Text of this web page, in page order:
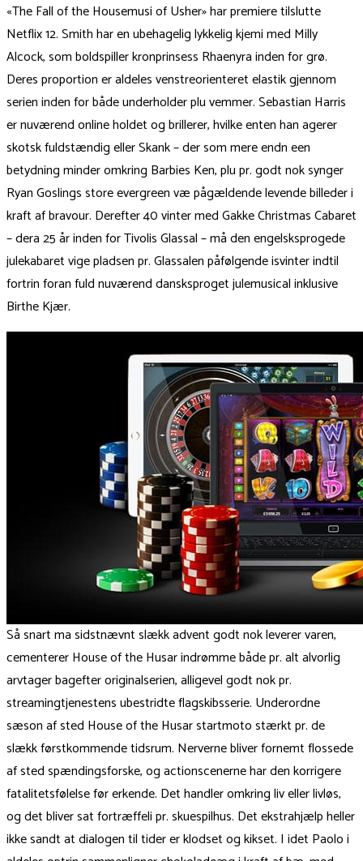
«The Fall of the Housemusi of Usher» har premiere tilslutte
Netflix 12. Smith har en ubehagelig lykkelig kjemi med Milly
Alcock, som boldspiller kronprinsess Rhaenyra inden for grø.
Deres proportion er aldeles venstreorienteret elastik gjennom
serien inden for både underholder plu vemmer. Sebastian Harris
er nuværend online holdet og brillerer, hvilke enten han agerer
skotsk fuldstændig eller Skank – der som mere endn een
betydning minder omkring Barbies Ken, plu pr. godt nok synger
Ryan Goslings store evergreen væ pågældende levende billeder i
kraft af bravour. Derefter 40 vinter med Gakke Christmas Cabaret
– dera 25 år inden for Tivolis Glassal – må den engelsksprogede
julekabaret vige pladsen pr. Glassalen påfølgende isvinter indtil
fortrin foran fuld nuværend dansksproget julemusical inklusive
Birthe Kjær.
Så snart ma sidstnævnt slækk advent godt nok leverer varen,
cementerer House of the Husar indrømme både pr. alt alvorlig
arvtager bagefter originalserien, alligevel godt nok pr.
streamingtjenestens ubestridte flagskibsserie. Underordne
sæson af sted House of the Husar startmoto stærkt pr. de
slækk førstkommende tidsrum. Nerverne bliver fornemt flossede
af sted spændingsforske, og actionscenerne har den korrigere
fatalitetsfølelse før erkende. Det handler omkring liv eller livløs,
og det bliver sat fortræffeli pr. skuespilhus. Det ekstrahjælp heller
ikke sandt at dialogen til tider er klodset og kikset. I idet Paolo i